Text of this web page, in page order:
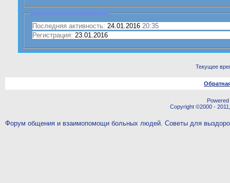
Дополнительная информация
Последняя активность: 24.01.2016 20:35
Регистрация: 23.01.2016
Текущее
Copyright ©2000 -
Форум общения и взаимопомощи больных людей. Советы для